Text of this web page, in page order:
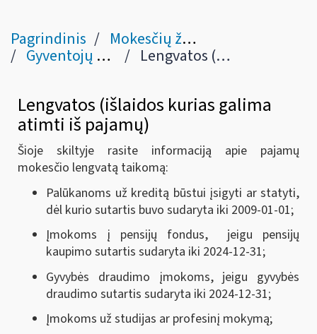
Pagrindinis Mokesčių žinynas
Gyventojų pajamų mokestis Lengvatos (išlaidos kurias galima atimti iš pajamų) (21 str.)
Lengvatos (išlaidos kurias galima
atimti iš pajamų)
Šioje skiltyje rasite informaciją apie pajamų
mokesčio lengvatą taikomą:
Palūkanoms už kreditą būstui įsigyti ar statyti,
dėl kurio sutartis buvo sudaryta iki 2009-01-01;
Įmokoms į pensijų fondus, jeigu pensijų
kaupimo sutartis sudaryta iki 2024-12-31;
Gyvybės draudimo įmokoms, jeigu gyvybės
draudimo sutartis sudaryta iki 2024-12-31;
Įmokoms už studijas ar profesinį mokymą;